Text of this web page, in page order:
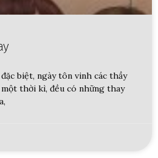
biệt, ngày tôn vinh các thầy
thời kì, đều có những thay